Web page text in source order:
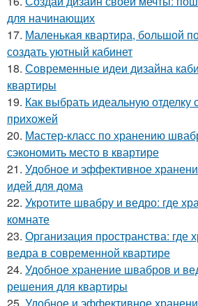
для начинающих
17. Маленькая квартира, большой
создать уютный кабинет
18. Современные идеи дизайна
квартиры
19. Как выбрать идеальную отделку
прихожей
20. Мастер-класс по хранению
сэкономить место в квартире
21. Удобное и эффективное
идей для дома
22. Укротите швабру и ведро: где
комнате
23. Организация пространства: где
ведра в современной квартире
24. Удобное хранение швабров и
решения для квартиры